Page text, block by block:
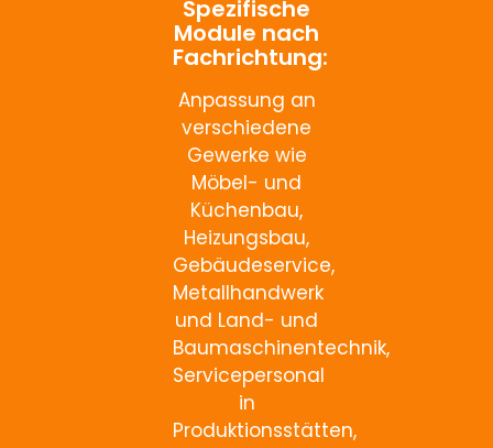
Spezifische
Module nach
Fachrichtung:
Anpassung an
verschiedene
Gewerke wie
Möbel- und
Küchenbau,
Heizungsbau,
Gebäudeservice,
Metallhandwerk
und Land- und
Baumaschinentechnik,
Servicepersonal
in
Produktionsstätten,